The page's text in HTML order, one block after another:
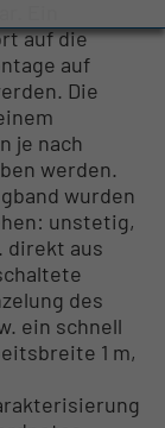
auf die
auf
Die
je nach
werden.
wurden
unstetig,
direkt aus
des
ein schnell
1 m,